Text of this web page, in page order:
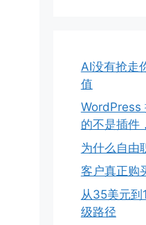
AI没有抢走
值
WordPress
的不是插件
为什么自由
客户真正购
从35美元
级路径